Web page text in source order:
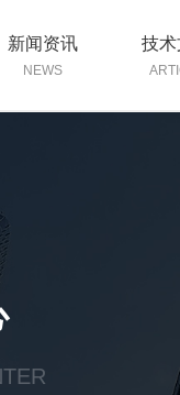
新闻资讯
NEWS
技